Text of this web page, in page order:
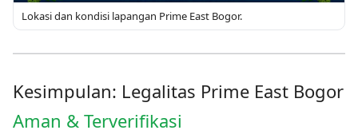
Lokasi dan kondisi lapangan Prime East Bogor.
Kesimpulan: Legalitas Prime East Bogor
Aman & Terverifikasi